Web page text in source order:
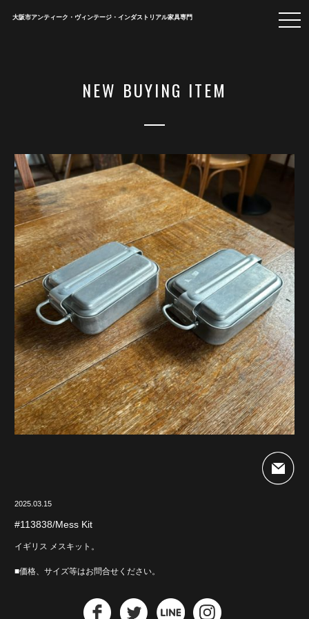
大阪市アンティーク・ヴィンテージ・インダストリアル家具専門
NEW BUYING ITEM
2025.03.15
#113838/Mess Kit
イギリス メスキット。
■価格、サイズ等はお問合せください。